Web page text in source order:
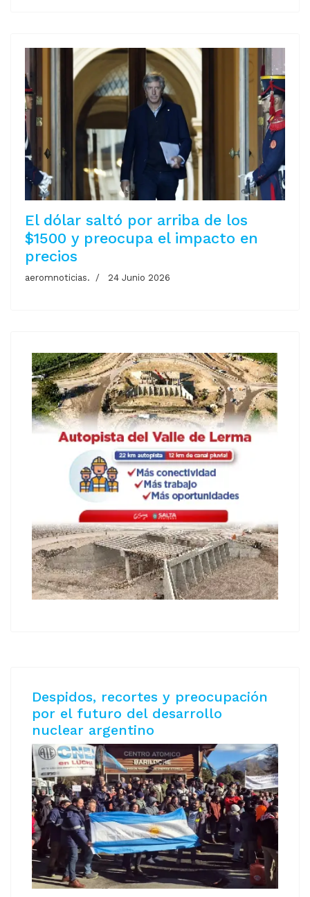
El dólar saltó por arriba de los
$1500 y preocupa el impacto en
precios
aeromnoticias. 24 Junio 2026
Despidos, recortes y preocupación
por el futuro del desarrollo
nuclear argentino